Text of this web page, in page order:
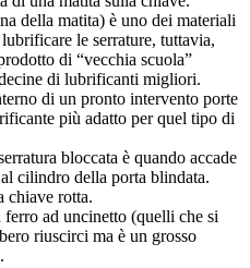
della matita) è uno dei materiali
le serrature, tuttavia,
di “vecchia scuola”
di lubrificanti migliori.
di un pronto intervento porte
più adatto per quel tipo di
bloccata è quando accade
cilindro della porta blindata.
chiave rotta.
ad uncinetto (quelli che si
riuscirci ma è un grosso